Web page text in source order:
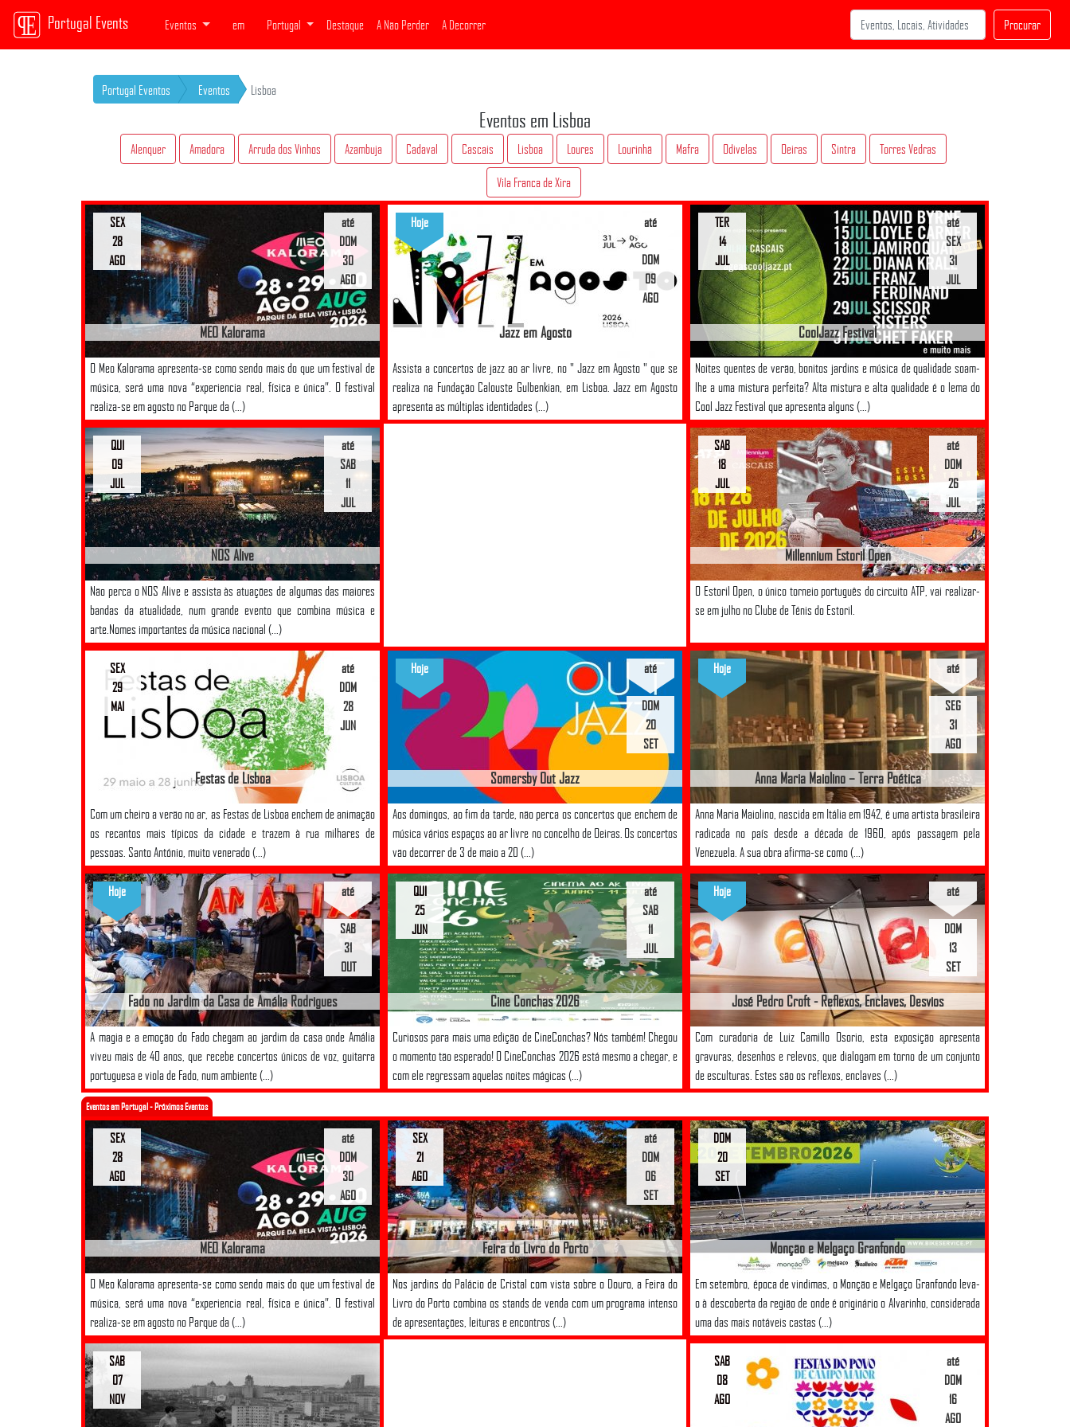
Portugal Events Eventos em Portugal Destaque A Não Perder A Decorrer Procurar
Portugal Eventos Eventos Lisboa
Eventos em Lisboa
Alenquer Amadora Arruda dos Vinhos Azambuja Cadaval Cascais Lisboa Loures Lourinhã Mafra Odivelas Oeiras Sintra Torres Vedras
Vila Franca de Xira
MEO Kalorama
O Meo Kalorama apresenta-se como sendo mais do que um festival de
música, será uma nova “experiencia real, física e única”. O festival
realiza-se em agosto no Parque da (...)
até
DOM
30
AGO
SEX
28
AGO
Jazz em Agosto
Assista a concertos de jazz ao ar livre, no " Jazz em Agosto " que se
realiza na Fundação Calouste Gulbenkian, em Lisboa. Jazz em Agosto
apresenta as múltiplas identidades (...)
até
DOM
09
AGO
Hoje
CoolJazz Festival
Noites quentes de verão, bonitos jardins e música de qualidade soam-
lhe a uma mistura perfeita? Alta mistura e alta qualidade é o lema do
Cool Jazz Festival que apresenta alguns (...)
até
SEX
31
JUL
TER
14
JUL
NOS Alive
Não perca o NOS Alive e assista às atuações de algumas das maiores
bandas da atualidade, num grande evento que combina música e
arte.Nomes importantes da música nacional (...)
até
SAB
11
JUL
QUI
09
JUL
Millennium Estoril Open
O Estoril Open, o único torneio português do circuito ATP, vai realizar-
se em julho no Clube de Ténis do Estoril.
até
DOM
26
JUL
SAB
18
JUL
Festas de Lisboa
Com um cheiro a verão no ar, as Festas de Lisboa enchem de animação
os recantos mais típicos da cidade e trazem à rua milhares de
pessoas. Santo António, muito venerado (...)
até
DOM
28
JUN
SEX
29
MAI
Somersby Out Jazz
Aos domingos, ao fim da tarde, não perca os concertos que enchem de
música vários espaços ao ar livre no concelho de Oeiras. Os concertos
vão decorrer de 3 de maio a 20 (...)
até
DOM
20
SET
Hoje
Anna Maria Maiolino – Terra Poética
Anna Maria Maiolino, nascida em Itália em 1942, é uma artista brasileira
radicada no país desde a década de 1960, após passagem pela
Venezuela. A sua obra afirma-se como (...)
até
SEG
31
AGO
Hoje
Fado no Jardim da Casa de Amália Rodrigues
A magia e a emoção do Fado chegam ao jardim da casa onde Amália
viveu mais de 40 anos, que recebe concertos únicos de voz, guitarra
portuguesa e viola de Fado, num ambiente (...)
até
SAB
31
OUT
Hoje
Cine Conchas 2026
Curiosos para mais uma edição de CineConchas? Nós também! Chegou
o momento tão esperado! O CineConchas 2026 está mesmo a chegar, e
com ele regressam aquelas noites mágicas (...)
até
SAB
11
JUL
QUI
25
JUN
José Pedro Croft - Reflexos, Enclaves, Desvios
Com curadoria de Luiz Camillo Osorio, esta exposição apresenta
gravuras, desenhos e relevos, que dialogam em torno de um conjunto
de esculturas. Estes são os reflexos, enclaves (...)
até
DOM
13
SET
Hoje
Eventos em Portugal - Próximos Eventos
MEO Kalorama
O Meo Kalorama apresenta-se como sendo mais do que um festival de
música, será uma nova “experiencia real, física e única”. O festival
realiza-se em agosto no Parque da (...)
até
DOM
30
AGO
SEX
28
AGO
Feira do Livro do Porto
Nos jardins do Palácio de Cristal com vista sobre o Douro, a Feira do
Livro do Porto combina os stands de venda com um programa intenso
de apresentações, leituras e encontros (...)
até
DOM
06
SET
SEX
21
AGO
Monção e Melgaço Granfondo
Em setembro, época de vindimas, o Monção e Melgaço Granfondo leva-
o à descoberta da região de onde é originário o Alvarinho, considerada
uma das mais notáveis castas (...)
DOM
20
SET
SAB
07
NOV
até
DOM
16
AGO
SAB
08
AGO